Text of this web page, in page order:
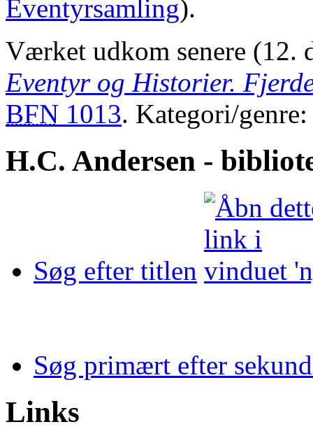
Eventyrsamling).
Værket udkom senere (12.
Eventyr og Historier.
BFN 1013. Kategori/
H.C. Andersen -
Søg efter titlen
Søg primært efter
Links